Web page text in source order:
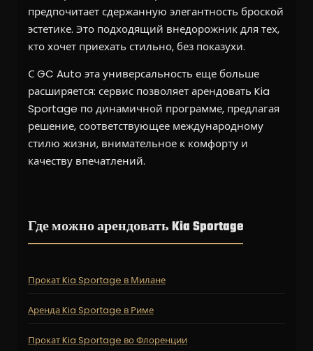
предпочитает сдержанную элегантность броской
эстетике. Это подходящий внедорожник для тех,
кто хочет приехать стильно, без показухи.
С GC Auto эта универсальность еще больше
расширяется: сервис позволяет арендовать Kia
Sportage по динамичной программе, предлагая
решение, соответствующее международному
стилю жизни, внимательное к комфорту и
качеству впечатлений.
Где можно арендовать Kia Sportage
Прокат Kia Sportage в Милане
Аренда Kia Sportage в Риме
Прокат Kia Sportage во Флоренции